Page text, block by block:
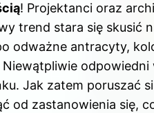
! Projektanci oraz
trend stara się skusić
odważne antracyty,
odpowiedni
Jak zatem poruszać
od zastanowienia się,